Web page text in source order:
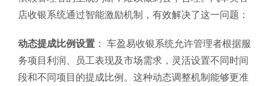
店收银系统通过智能激励机制，有效解决了这一问题：
动态提成比例设置 ： 车盈易收银系统允许管理者根据服
务项目利润、员工表现及市场需求，灵活设置不同时间
段和不同项目的提成比例。这种动态调整机制能够更准